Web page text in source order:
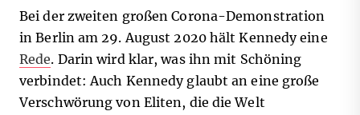
Bei der zweiten großen Corona-Demonstration
in Berlin am 29. August 2020 hält Kennedy eine
Rede. Darin wird klar, was ihn mit Schöning
verbindet: Auch Kennedy glaubt an eine große
Verschwörung von Eliten, die die Welt